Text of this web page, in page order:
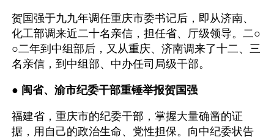
贺国强于九九年调任重庆市委书记后，即从济南、
化工部调来近二十名亲信，担任省、厅级领导。二○
○二年到中组部后，又从重庆、济南调来了十二、三
名亲信，到中组部、中办任司局级干部。
● 闽省、渝市纪委干部重锤举报贺国强
福建省，重庆市的纪委干部，掌握大量确凿的证
据，用自己的政治生命、党性担保。向中纪委状告